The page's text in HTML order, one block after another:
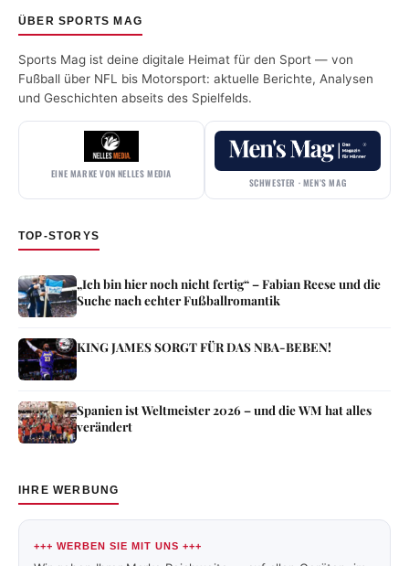
ÜBER SPORTS MAG
Sports Mag ist deine digitale Heimat für den Sport — von
Fußball über NFL bis Motorsport: aktuelle Berichte, Analysen
und Geschichten abseits des Spielfelds.
EINE MARKE VON NELLES MEDIA
SCHWESTER · MEN’S MAG
TOP-STORYS
„Ich bin hier noch nicht fertig“ – Fabian Reese und die
Suche nach echter Fußballromantik
KING JAMES SORGT FÜR DAS NBA-BEBEN!
Spanien ist Weltmeister 2026 – und die WM hat alles
verändert
IHRE WERBUNG
+++ WERBEN SIE MIT UNS +++